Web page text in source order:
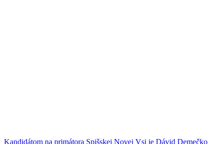
Kandidátom na primátora Spišskej Novej Vsi je Dávid Demečko